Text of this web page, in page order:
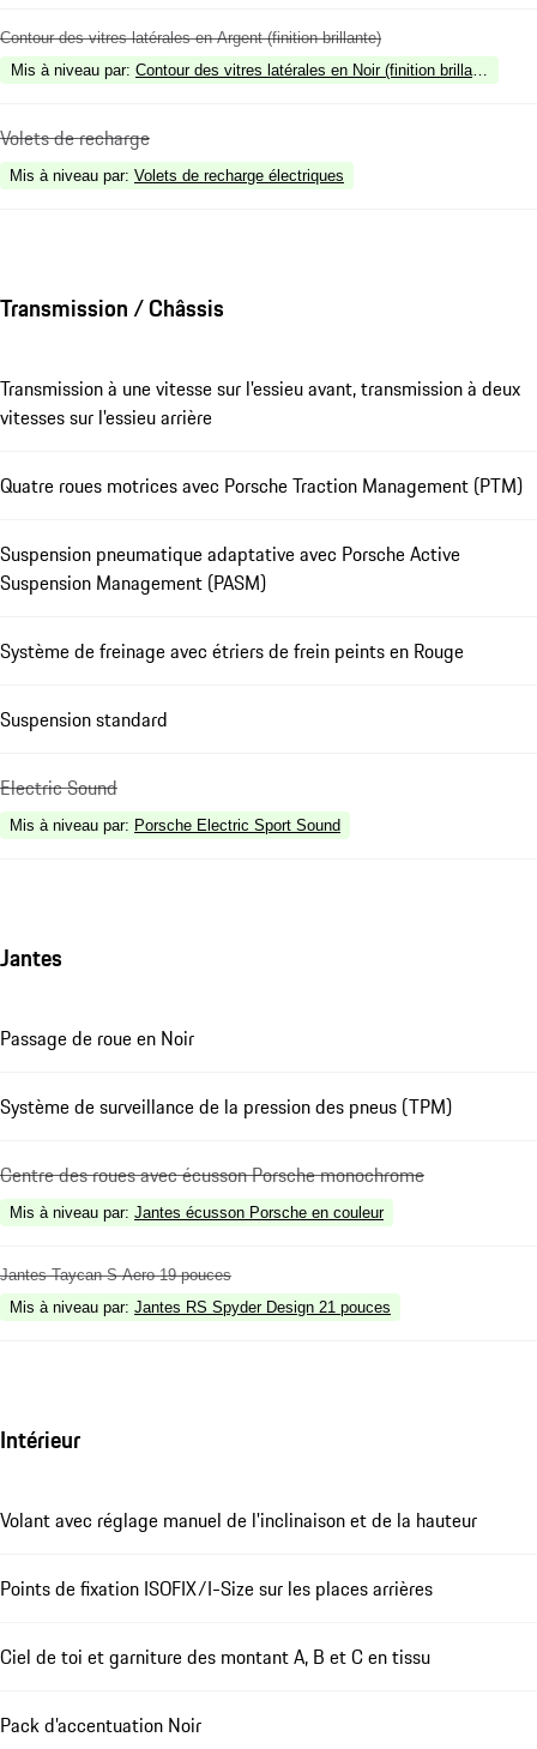
Contour des vitres latérales en Argent (finition brillante)
Mis à niveau par: Contour des vitres latérales en Noir (finition brillante)
Volets de recharge
Mis à niveau par: Volets de recharge électriques
Transmission / Châssis
Transmission à une vitesse sur l'essieu avant, transmission à deux
vitesses sur l'essieu arrière
Quatre roues motrices avec Porsche Traction Management (PTM)
Suspension pneumatique adaptative avec Porsche Active
Suspension Management (PASM)
Système de freinage avec étriers de frein peints en Rouge
Suspension standard
Electric Sound
Mis à niveau par: Porsche Electric Sport Sound
Jantes
Passage de roue en Noir
Système de surveillance de la pression des pneus (TPM)
Centre des roues avec écusson Porsche monochrome
Mis à niveau par: Jantes écusson Porsche en couleur
Jantes Taycan S Aero 19 pouces
Mis à niveau par: Jantes RS Spyder Design 21 pouces
Intérieur
Volant avec réglage manuel de l'inclinaison et de la hauteur
Points de fixation ISOFIX/I-Size sur les places arrières
Ciel de toi et garniture des montant A, B et C en tissu
Pack d’accentuation Noir